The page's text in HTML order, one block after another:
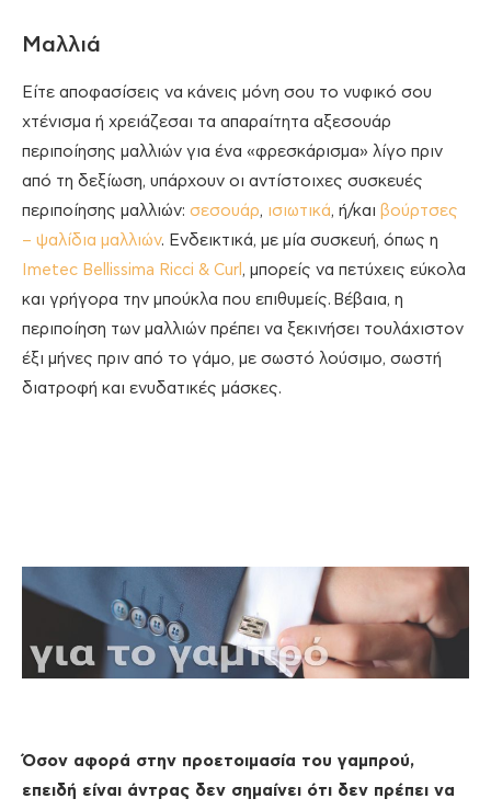
Μαλλιά
Είτε αποφασίσεις να κάνεις μόνη σου το νυφικό σου
χτένισμα ή χρειάζεσαι τα απαραίτητα αξεσουάρ
περιποίησης μαλλιών για ένα «φρεσκάρισμα» λίγο πριν
από τη δεξίωση, υπάρχουν οι αντίστοιχες συσκευές
περιποίησης μαλλιών: σεσουάρ, ισιωτικά, ή/και βούρτσες
– ψαλίδια μαλλιών. Ενδεικτικά, με μία συσκευή, όπως η
Imetec Bellissima Ricci & Curl , μπορείς να πετύχεις εύκολα
και γρήγορα την μπούκλα που επιθυμείς. Βέβαια, η
περιποίηση των μαλλιών πρέπει να ξεκινήσει τουλάχιστον
έξι μήνες πριν από το γάμο, με σωστό λούσιμο, σωστή
διατροφή και ενυδατικές μάσκες.
Όσον αφορά στην προετοιμασία του γαμπρού,
επειδή είναι άντρας δεν σημαίνει ότι δεν πρέπει να